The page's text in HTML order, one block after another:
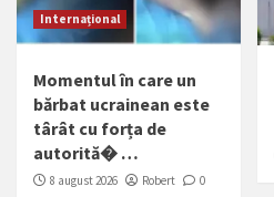
Internațional
Momentul în care un
bărbat ucrainean este
târât cu forța de
autorită� …
8 august 2026 Robert 0